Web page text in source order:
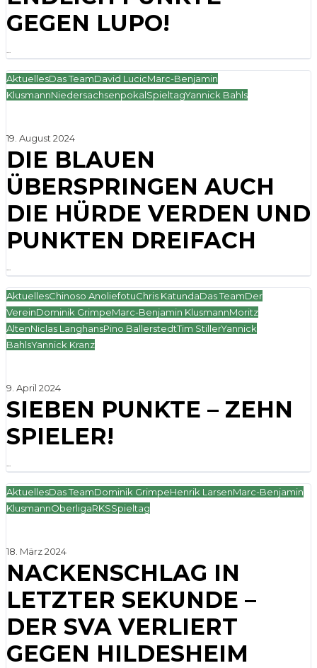
GEGEN LUPO!
...
AktuellesDas TeamDavid LucicMarc-Benjamin
KlusmannNiedersachsenpokalSpieltagYannick Bahls
19. August 2024
DIE BLAUEN
ÜBERSPRINGEN AUCH
DIE HÜRDE VERDEN UND
PUNKTEN DREIFACH
...
AktuellesChinoso AnoliefotuChris KatundaDas TeamDer
VereinDominik GrimpeMarc-Benjamin KlusmannMoritz
AltenNiclas LanghansPino BallerstedtTim StillerYannick
BahlsYannick Kranz
9. April 2024
SIEBEN PUNKTE – ZEHN
SPIELER!
...
AktuellesDas TeamDominik GrimpeHenrik LarsenMarc-Benjamin
KlusmannOberligaRKSSpieltag
18. März 2024
NACKENSCHLAG IN
LETZTER SEKUNDE –
DER SVA VERLIERT
GEGEN HILDESHEIM